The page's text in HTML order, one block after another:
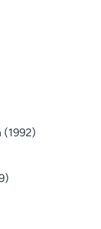
(1992)